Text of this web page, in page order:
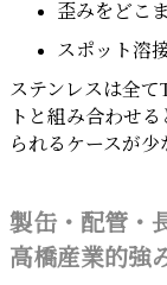
歪みをどこ
スポット溶
ステンレスは全
トと組み合わせ
られるケースが少
製缶・配管・
高橋産業的強